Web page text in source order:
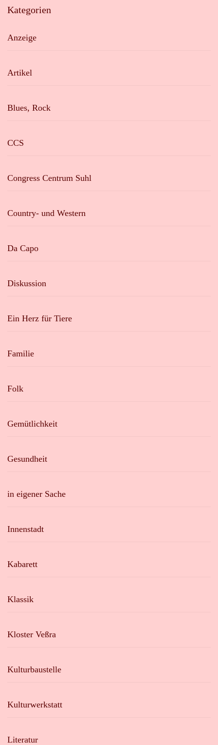
Kategorien
Anzeige
Artikel
Blues, Rock
CCS
Congress Centrum Suhl
Country- und Western
Da Capo
Diskussion
Ein Herz für Tiere
Familie
Folk
Gemütlichkeit
Gesundheit
in eigener Sache
Innenstadt
Kabarett
Klassik
Kloster Veßra
Kulturbaustelle
Kulturwerkstatt
Literatur